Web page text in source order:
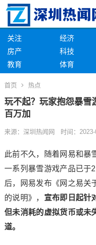
关注 经济
房产
科技
教育
体育
首页 热点
玩不起？玩家抱怨暴雪
百万加
来源：深圳热闻网 时间：2023-
此前不久，随着网易和暴
一系列暴雪游戏产品已于
后，网易发布《网之易关
的说明》， 宣布即日起针
但未消耗的虚拟货币或未
道。